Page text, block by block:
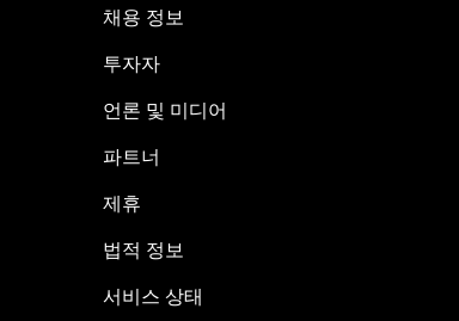
채용 정보
투자자
언론 및 미디어
파트너
제휴
법적 정보
서비스 상태